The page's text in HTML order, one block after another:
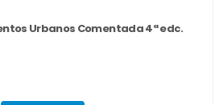
Urbanos Comentada 4ª edc.